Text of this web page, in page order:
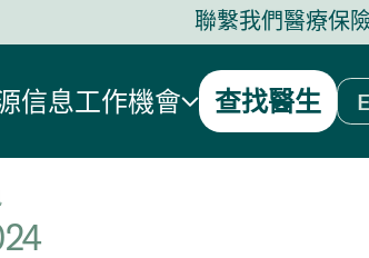
聯繫我們醫療保
信息工作機會 查找醫生